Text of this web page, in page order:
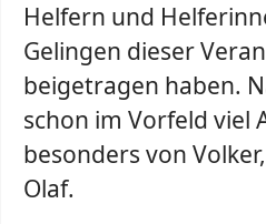
Helfern und
Gelingen dieser
beigetragen haben.
schon im Vorfeld viel
besonders von
Olaf.